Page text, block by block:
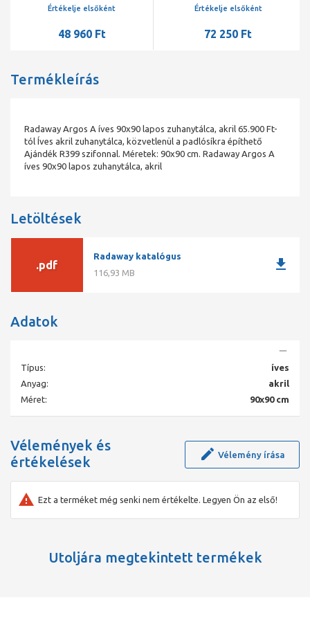
Értékelje elsőként
48 960 Ft
fehér
Értékelje elsőként
72 250 Ft
Termékleírás
Radaway Argos A íves 90x90 lapos zuhanytálca, akril 65.900 Ft-
tól Íves akril zuhanytálca, közvetlenül a padlósíkra építhető
Ajándék R399 szifonnal. Méretek: 90x90 cm. Radaway Argos A
íves 90x90 lapos zuhanytálca, akril
Letöltések
.pdf
Radaway katalógus
116,93 MB
download
Adatok
Típus:
íves
Anyag:
akril
Méret:
90x90 cm
Vélemények és
értékelések
Vélemény írása
Ezt a terméket még senki nem értékelte. Legyen Ön az első!
Utoljára megtekintett termékek